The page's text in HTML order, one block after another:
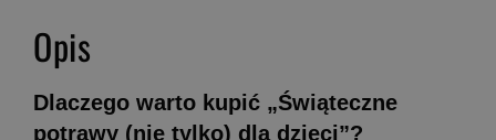
dla
dzieci
(e-
book)
Opis
Dlaczego warto kupić „Świąteczne
potrawy (nie tylko) dla dzieci”?